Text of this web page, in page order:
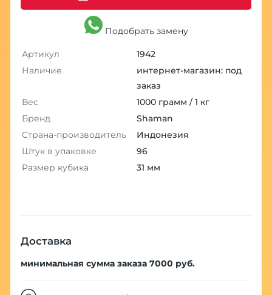
Подобрать замену
Артикул
1942
Наличие
интернет-магазин: под
заказ
Вес
1000 грамм / 1 кг
Бренд
Shaman
Страна-производитель
Индонезия
Штук в упаковке
96
Размер кубика
31 мм
Доставка
минимальная сумма заказа 7000 руб.